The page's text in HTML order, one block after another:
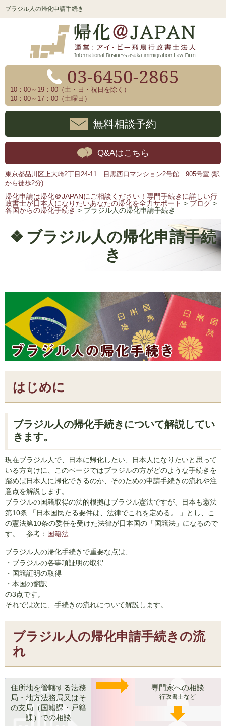
ブラジル人の帰化申請手続き
03-6450-2865
10：00～19：00（土・日・祝日を除く）
10：00～17：00（土曜日）
無料相談予約
Q&Aはこちら
東京都品川区上大崎2丁目24-11 目黒西口マンション2号館 905号室 (駅
から徒歩2分)
帰化申請は帰化＠JAPANにご相談ください！専門手続きに詳しい行
政書士が日本人になりたいあなたの帰化を全力サポート > ブログ >
各国からの帰化手続き > ブラジル人の帰化申請手続き
ブラジル人の帰化申請手続
き
はじめに
ブラジル人の帰化手続きについて解説してい
きます。
現在ブラジル人で、日本に帰化したい、日本人になりたいと思って
いる方向けに、このページではブラジルの方がどのような手続きを
踏めば日本人に帰化できるのか、そのための申請手続きの流れや注
意点を解説します。
ブラジルの国籍取得の法的根拠はブラジル憲法ですが、日本も憲法
第10条 「日本国民たる要件は、法律でこれを定める。 」とし、こ
の憲法第10条の委任を受けた法律が日本国の「国籍法」になるので
す。 参考： 国籍法
ブラジル人の帰化手続きで重要な点は、
・ブラジルの各事項証明の取得
・国籍証明の取得
・本国の翻訳
の3点です。
それでは次に、手続きの流れについて解説します。
ブラジル人の帰化申請手続きの流
れ
住所地を管轄する法務
局・地方法務局又はそ
の支局（国籍課・戸籍
課）での相談
専門家への相談
行政書士など